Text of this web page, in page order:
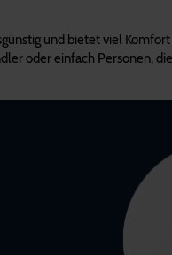
und bietet viel
oder einfach Personen,